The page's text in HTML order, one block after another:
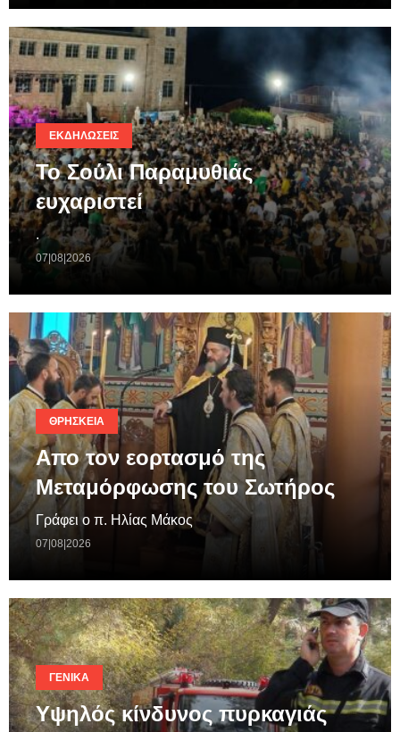
ΕΚΔΗΛΏΣΕΙΣ
Το Σούλι Παραμυθιάς
ευχαριστεί
.
07|08|2026
ΘΡΗΣΚΕΊΑ
Απο τον εορτασμό της
Μεταμόρφωσης του Σωτήρος
Γράφει ο π. Ηλίας Μάκος
07|08|2026
ΓΕΝΙΚΆ
Υψηλός κίνδυνος πυρκαγιάς